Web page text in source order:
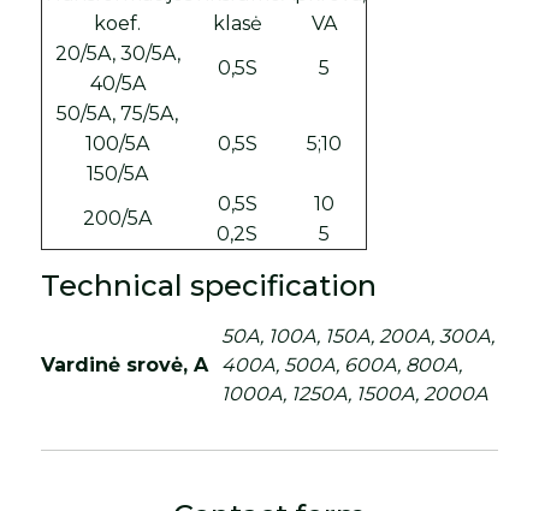
koef.
klasė
VA
20/5A, 30/5A,
40/5A
0,5S
5
50/5A, 75/5A,
100/5A
0,5S
5;10
150/5A
200/5A
0,5S
10
0,2S
5
Technical specification
Vardinė srovė, A
50A, 100A, 150A, 200A, 300A,
400A, 500A, 600A, 800A,
1000A, 1250A, 1500A, 2000A